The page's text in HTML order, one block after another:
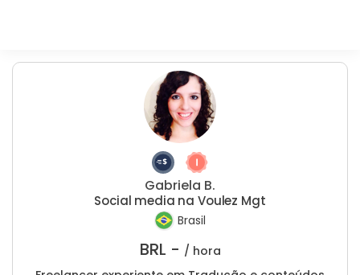
Gabriela B.
Social media na Voulez Mgt
Brasil
BRL - / hora